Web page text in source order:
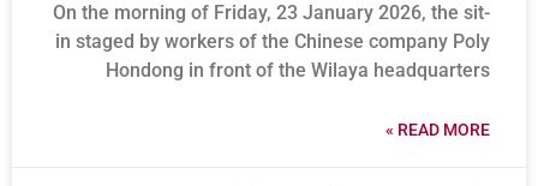
On the morning of Friday, 23 January 2026, the sit-
in staged by workers of the Chinese company Poly
Hondong in front of the Wilaya headquarters
READ MORE »